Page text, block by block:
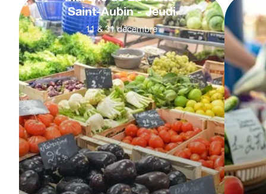
Saint-Aubin - Jeudi
11 & 31 décembre